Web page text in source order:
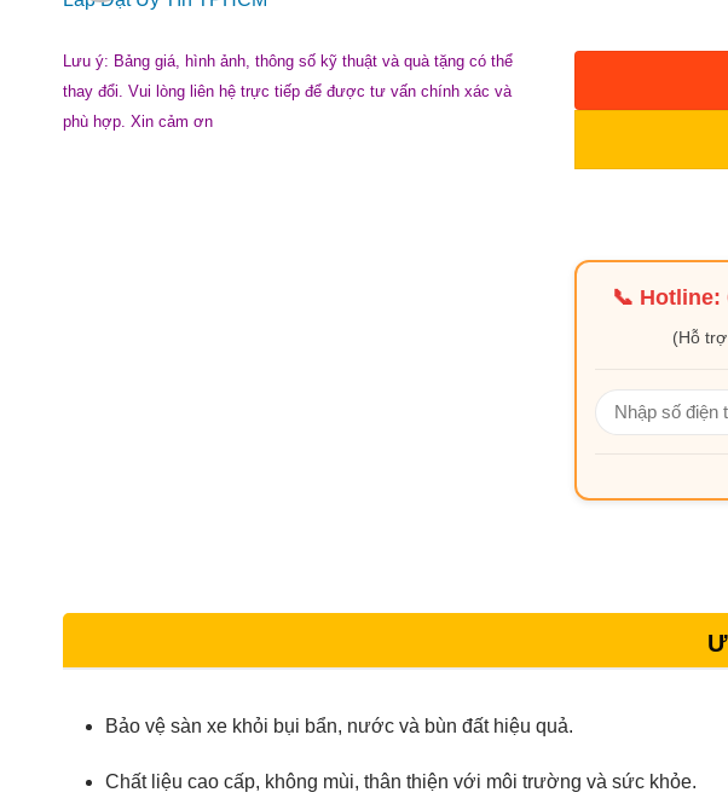
Lưu ý: Bảng giá, hình ảnh, thông số kỹ thuật và quà tặng có thể
thay đổi. Vui lòng liên hệ trực tiếp để được tư vấn chính xác và
phù hợp. Xin cảm ơn
📞 Hotline:
(Hỗ
Bảo vệ sàn xe khỏi bụi bẩn, nước và bùn đất hiệu quả.
Chất liệu cao cấp, không mùi, thân thiện với môi trường và sức khỏe.